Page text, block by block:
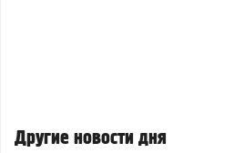
Другие новости дня